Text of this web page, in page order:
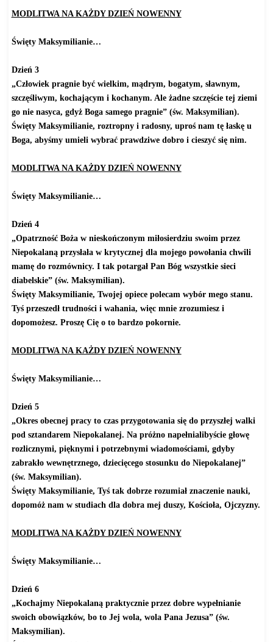
MODLITWA NA KAŻDY DZIEŃ NOWENNY
Święty Maksymilianie…
Dzień 3
„Człowiek pragnie być wielkim, mądrym, bogatym, sławnym,
szczęśliwym, kochającym i kochanym. Ale żadne szczęście tej ziemi
go nie nasyca, gdyż Boga samego pragnie” (św. Maksymilian).
Święty Maksymilianie, roztropny i radosny, uproś nam tę łaskę u
Boga, abyśmy umieli wybrać prawdziwe dobro i cieszyć się nim.
MODLITWA NA KAŻDY DZIEŃ NOWENNY
Święty Maksymilianie…
Dzień 4
„Opatrzność Boża w nieskończonym miłosierdziu swoim przez
Niepokalaną przysłała w krytycznej dla mojego powołania chwili
mamę do rozmównicy. I tak potargał Pan Bóg wszystkie sieci
diabelskie” (św. Maksymilian).
Święty Maksymilianie, Twojej opiece polecam wybór mego stanu.
Tyś przeszedł trudności i wahania, więc mnie zrozumiesz i
dopomożesz. Proszę Cię o to bardzo pokornie.
MODLITWA NA KAŻDY DZIEŃ NOWENNY
Święty Maksymilianie…
Dzień 5
„Okres obecnej pracy to czas przygotowania się do przyszłej walki
pod sztandarem Niepokalanej. Na próżno napełnialibyście głowę
rozlicznymi, pięknymi i potrzebnymi wiadomościami, gdyby
zabrakło wewnętrznego, dziecięcego stosunku do Niepokalanej”
(św. Maksymilian).
Święty Maksymilianie, Tyś tak dobrze rozumiał znaczenie nauki,
dopomóż nam w studiach dla dobra mej duszy, Kościoła, Ojczyzny.
MODLITWA NA KAŻDY DZIEŃ NOWENNY
Święty Maksymilianie…
Dzień 6
„Kochajmy Niepokalaną praktycznie przez dobre wypełnianie
swoich obowiązków, bo to Jej wola, wola Pana Jezusa” (św.
Maksymilian).